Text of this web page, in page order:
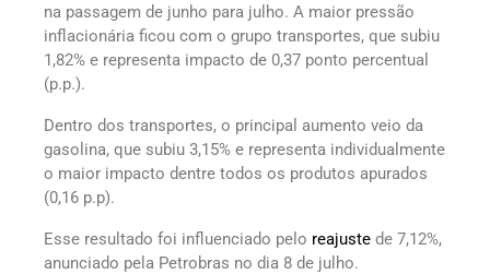
na passagem de junho para julho. A maior pressão
inflacionária ficou com o grupo transportes, que subiu
1,82% e representa impacto de 0,37 ponto percentual
(p.p.).
Dentro dos transportes, o principal aumento veio da
gasolina, que subiu 3,15% e representa individualmente
o maior impacto dentre todos os produtos apurados
(0,16 p.p).
Esse resultado foi influenciado pelo reajuste de 7,12%,
anunciado pela Petrobras no dia 8 de julho.